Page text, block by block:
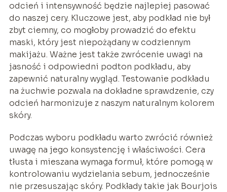
odcień i intensywność będzie najlepiej pasować
do naszej cery. Kluczowe jest, aby podkład nie był
zbyt ciemny, co mogłoby prowadzić do efektu
maski, który jest niepożądany w codziennym
makijażu. Ważne jest także zwrócenie uwagi na
jasność i odpowiedni podton podkładu, aby
zapewnić naturalny wygląd. Testowanie podkładu
na żuchwie pozwala na dokładne sprawdzenie, czy
odcień harmonizuje z naszym naturalnym kolorem
skóry.
Podczas wyboru podkładu warto zwrócić również
uwagę na jego konsystencję i właściwości. Cera
tłusta i mieszana wymaga formuł, które pomogą w
kontrolowaniu wydzielania sebum, jednocześnie
nie przesuszając skóry. Podkłady takie jak Bourjois